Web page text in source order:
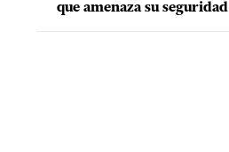
que amenaza su seguridad